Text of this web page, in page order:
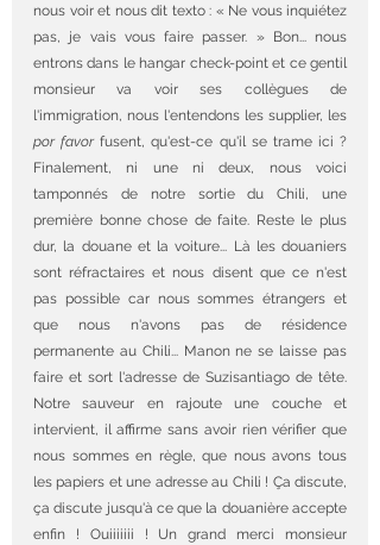
nous voir et nous dit texto : « Ne vous inquiétez
pas, je vais vous faire passer. » Bon... nous
entrons dans le hangar check-point et ce gentil
monsieur va voir ses collègues de
por favor fusent, qu'est-ce qu'il se trame ici ?
Finalement, ni une ni deux, nous voici
tamponnés de notre sortie du Chili, une
première bonne chose de faite. Reste le plus
dur, la douane et la voiture... Là les douaniers
sont réfractaires et nous disent que ce n'est
pas possible car nous sommes étrangers et
que nous n'avons pas de résidence
permanente au Chili... Manon ne se laisse pas
faire et sort l'adresse de Suzisantiago de tête.
Notre sauveur en rajoute une couche et
intervient, il affirme sans avoir rien vérifier que
nous sommes en règle, que nous avons tous
les papiers et une adresse au Chili ! Ça discute,
ça discute jusqu'à ce que la douanière accepte
enfin ! Ouiiiiiii ! Un grand merci monsieur